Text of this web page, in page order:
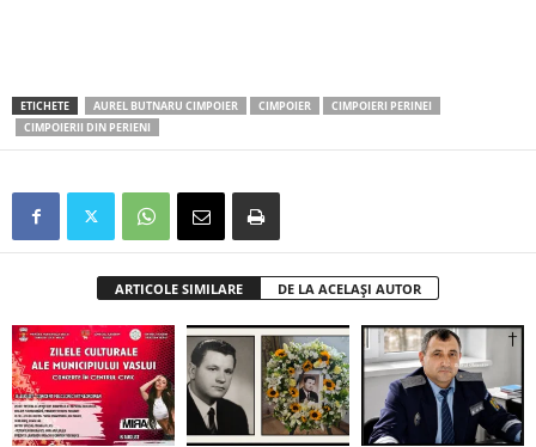
ETICHETE AUREL BUTNARU CIMPOIER CIMPOIER
CIMPOIERI PERINEI
CIMPOIERII DIN PERIENI
ARTICOLE SIMILARE DE LA ACELAȘI AUTOR